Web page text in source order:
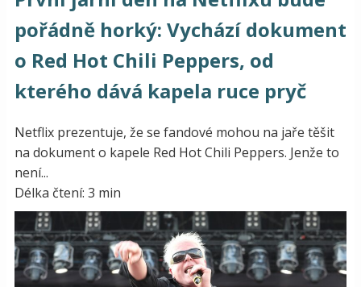
pořádně horký: Vychází dokument
o Red Hot Chili Peppers, od
kterého dává kapela ruce pryč
Netflix prezentuje, že se fandové mohou na jaře těšit
na dokument o kapele Red Hot Chili Peppers. Jenže to
není...
Délka čtení: 3 min